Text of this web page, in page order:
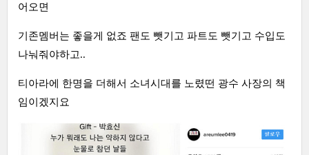
어오면
기존멤버는 좋을게 없죠 팬도 뺏기고 파트도 뺏기고 수입도
나눠줘야하고..
티아라에 한명을 더해서 소녀시대를 노렸떤 광수 사장의 책
임이겠지요